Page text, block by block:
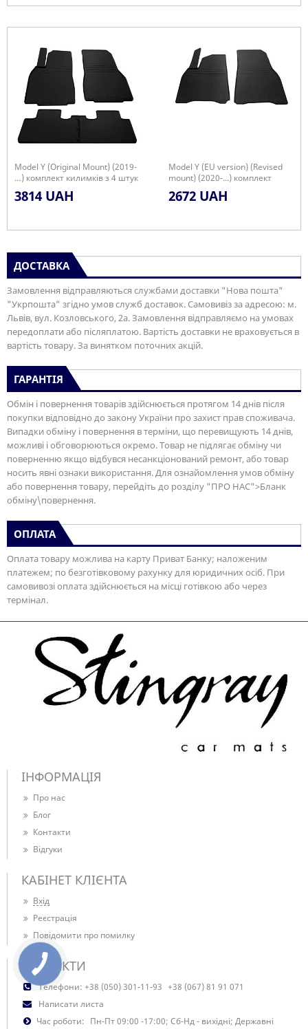
Model Y (Original Mount) (2019-
…) комплект килимків з 4 штук
3814 UAH
Model Y (EU version) (Revised
mount) (2020-...) комплект
килимків з 2 штук
2672 UAH
ДОСТАВКА
Замовлення відправляються службами доставки "Нова пошта"
"Укрпошта” згідно умов служб доставок. Самовивіз за адресою: м.
Львів, вул. Козловського, 2а. Замовлення відправляємо на умовах
передоплати або післяплатою. Вартість доставки не враховується в
вартість товару. За винятком поточних акцій.
ГАРАНТІЯ
Обмін і повернення товарів здійснюється протягом 14 днів після
покупки відповідно до закону України про захист прав споживача.
Випадки обміну і повернення в терміни, що перевищують 14 днів,
можливі і обговорюються окремо. Товар не підлягає обміну чи
поверненню якщо відбувся несанкціонований ремонт, або товар
носить явні ознаки використання. Для ознайомлення умов обміну
або повернення товару, перейдіть до розділу "ПРО НАС">Бланк
обміну\повернення.
ОПЛАТА
Оплата товару можлива на карту Приват Банку; наложеним
платежем; по безготівковому рахунку для юридичних осіб. При
самовивозі оплата здійснюється на місці готівкою або через
термінал.
ІНФОРМАЦІЯ
Про нас
Блог
Контакти
Відгуки
КАБІНЕТ КЛІЄНТА
Вхід
Реєстрація
Повідомити про помилку
КОНТАКТИ
Телефони: +38 (050) 301-11-93 +38 (067) 81 91 071
Написати листа
Час роботи: Пн-Пт 09:00 -17:00; Сб-Нд - вихідні; Державні